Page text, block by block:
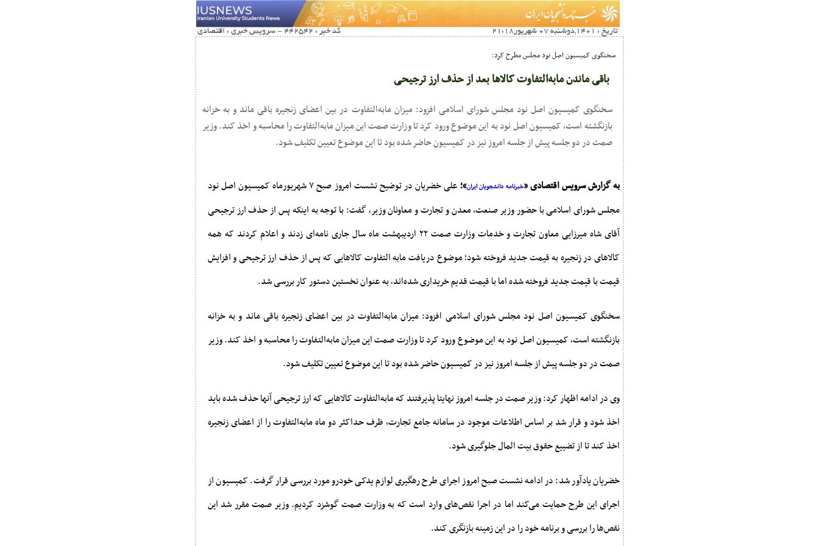
تاریخ : 1401,دوشنبه 07 شهريور21:18 کد خبر : 442542 - سرویس خبری : اقتصادی
سخنگوی کمیسیون اصل نود مجلس مطرح کرد:
باقی ماندن مابه‌التفاوت کالاها بعد از حذف ارز ترجیحی
سخنگوی کمیسیون اصل نود مجلس شورای اسلامی افزود: میزان مابه‌التفاوت در بین اعضای زنجیره باقی ماند و به خزانه
بازنگشته است، کمیسیون اصل نود به این موضوع ورود کرد تا وزارت صمت این میزان مابه‌التفاوت را محاسبه و اخذ کند. وزیر
صمت در دو جلسه پیش از جلسه امروز نیز در کمیسیون حاضر شده بود تا این موضوع تعیین تکلیف شود.
به گزارش سرویس اقتصادی «خبرنامه دانشجویان ایران»؛
علی خضریان در توضیح نشست امروز صبح ۷ شهریورماه کمیسیون اصل نود
مجلس شورای اسلامی با حضور وزیر صنعت، معدن و تجارت و معاونان وزیر، گفت: با توجه به اینکه پس از حذف ارز ترجیحی
آقای شاه میرزایی معاون تجارت و خدمات وزارت صمت ۲۲ اردیبهشت ماه سال جاری نامه‌ای زدند و اعلام کردند که همه
کالاهای در زنجیره به قیمت جدید فروخته شود؛ موضوع دریافت مابه التفاوت کالاهایی که پس از حذف ارز ترجیحی و افزایش
قیمت با قیمت جدید فروخته شده اما با قیمت قدیم خریداری شده‌اند، به عنوان نخستین دستور کار بررسی شد.
سخنگوی کمیسیون اصل نود مجلس شورای اسلامی افزود: میزان مابه‌التفاوت در بین اعضای زنجیره باقی ماند و به خزانه
بازنگشته است، کمیسیون اصل نود به این موضوع ورود کرد تا وزارت صمت این میزان مابه‌التفاوت را محاسبه و اخذ کند. وزیر
صمت در دو جلسه پیش از جلسه امروز نیز در کمیسیون حاضر شده بود تا این موضوع تعیین تکلیف شود.
وی در ادامه اظهار کرد: وزیر صمت در جلسه امروز نهایتا پذیرفتند که مابه‌التفاوت کالاهایی که ارز ترجیحی آنها حذف شده باید
اخذ شود و قرار شد بر اساس اطلاعات موجود در سامانه جامع تجارت، ظرف حداکثر دو ماه مابه‌التفاوت را از اعضای زنجیره
اخذ کند تا از تضییع حقوق بیت المال جلوگیری شود.
خضریان یادآور شد: در ادامه نشست صبح امروز اجرای طرح رهگیری لوازم یدکی خودرو مورد بررسی قرار گرفت. کمیسیون از
اجرای این طرح حمایت می‌کند اما در اجرا نقص‌های وارد است که به وزارت صمت گوشزد کردیم. وزیر صمت مقرر شد این
نقص‌ها را بررسی و برنامه خود را در این زمینه بازنگری کند.